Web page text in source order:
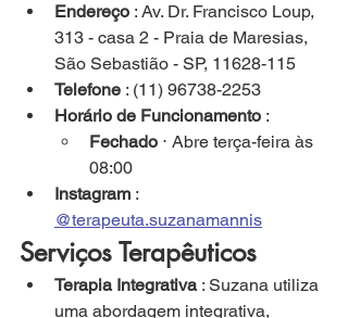
Endereço : Av. Dr. Francisco Loup,
313 - casa 2 - Praia de Maresias,
São Sebastião - SP, 11628-115
Telefone : (11) 96738-2253
Horário de Funcionamento :
Fechado ⋅ Abre terça-feira às
08:00
Instagram :
@terapeuta.suzanamannis
Serviços Terapêuticos
Terapia Integrativa : Suzana utiliza
uma abordagem integrativa,